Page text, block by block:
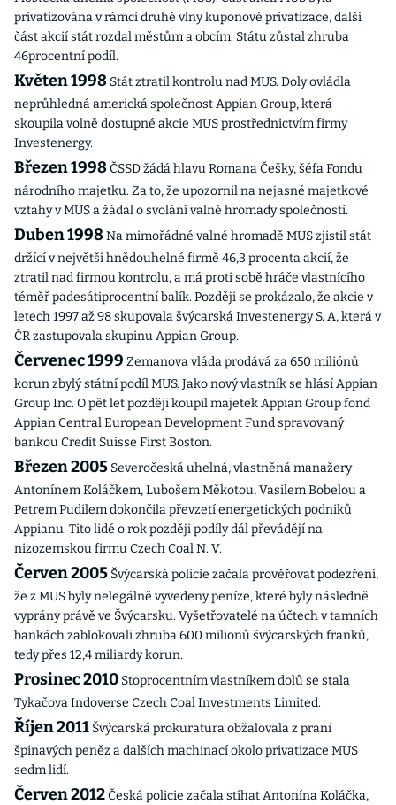
privatizována v rámci druhé vlny kuponové privatizace, další
část akcií stát rozdal městům a obcím. Státu zůstal zhruba
46procentní podíl.
Květen 1998 Stát ztratil kontrolu nad MUS. Doly ovládla
neprůhledná americká společnost Appian Group, která
skoupila volně dostupné akcie MUS prostřednictvím firmy
Investenergy.
Březen 1998 ČSSD žádá hlavu Romana Češky, šéfa Fondu
národního majetku. Za to, že upozornil na nejasné majetkové
vztahy v MUS a žádal o svolání valné hromady společnosti.
Duben 1998 Na mimořádné valné hromadě MUS zjistil stát
držící v největší hnědouhelné firmě 46,3 procenta akcií, že
ztratil nad firmou kontrolu, a má proti sobě hráče vlastnícího
téměř padesátiprocentní balík. Později se prokázalo, že akcie v
letech 1997 až 98 skupovala švýcarská Investenergy S. A, která v
ČR zastupovala skupinu Appian Group.
Červenec 1999 Zemanova vláda prodává za 650 miliónů
korun zbylý státní podíl MUS. Jako nový vlastník se hlásí Appian
Group Inc. O pět let později koupil majetek Appian Group fond
Appian Central European Development Fund spravovaný
bankou Credit Suisse First Boston.
Březen 2005 Severočeská uhelná, vlastněná manažery
Antonínem Koláčkem, Lubošem Měkotou, Vasilem Bobelou a
Petrem Pudilem dokončila převzetí energetických podniků
Appianu. Tito lidé o rok později podíly dál převádějí na
nizozemskou firmu Czech Coal N. V.
Červen 2005 Švýcarská policie začala prověřovat podezření,
že z MUS byly nelegálně vyvedeny peníze, které byly následně
vyprány právě ve Švýcarsku. Vyšetřovatelé na účtech v tamních
bankách zablokovali zhruba 600 milionů švýcarských franků,
tedy přes 12,4 miliardy korun.
Prosinec 2010 Stoprocentním vlastníkem dolů se stala
Tykačova Indoverse Czech Coal Investments Limited.
Říjen 2011 Švýcarská prokuratura obžalovala z praní
špinavých peněz a dalších machinací okolo privatizace MUS
sedm lidí.
Červen 2012Česká policie začala stíhat Antonína Koláčka,